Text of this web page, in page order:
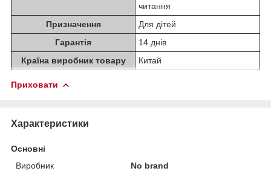
читання
Призначення
Для дітей
Гарантія
14 днів
Країна виробник товару
Китай
Приховати
Характеристики
Основні
Виробник
No brand